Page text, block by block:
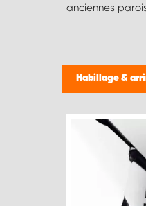
anciennes
Habillage &